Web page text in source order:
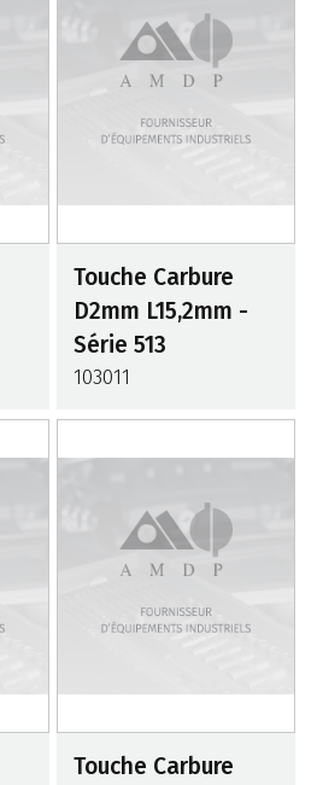
Touche Carbure
D2mm L15,2mm -
Série 513
103011
Touche Carbure